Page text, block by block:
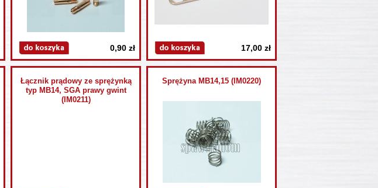
0,90 zł 17,00 zł
Łącznik prądowy ze sprężynką
typ MB14, SGA prawy gwint
(IM0211)
Sprężyna MB14,15 (IM0220)